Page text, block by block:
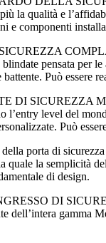
la qualità e
e componenti
pensata per
Può essere
DI SICUREZZA
l’entry level del
Può
porta di
quale la semplicità
di design.
DI
dell’intera gamma